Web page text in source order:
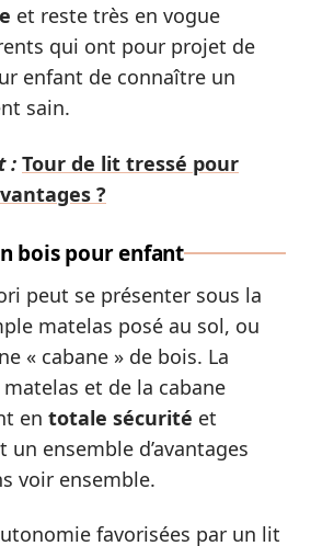
et reste très en vogue
qui ont pour projet de
enfant de connaître un
sain.
: Tour de lit tressé pour
?
bois pour enfant
peut se présenter sous la
matelas posé au sol, ou
« cabane » de bois. La
et de la cabane
en totale sécurité et
ensemble d’avantages
voir ensemble.
favorisées par un lit